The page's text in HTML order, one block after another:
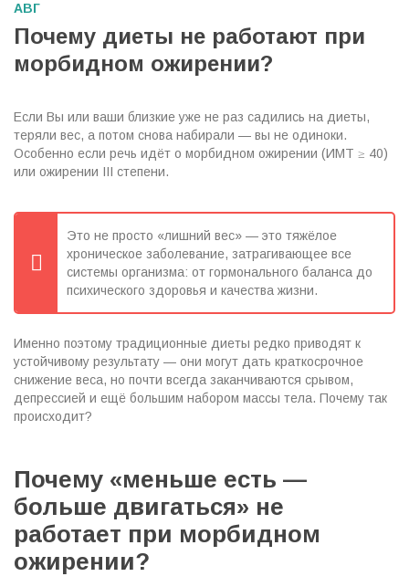
АВГ
Почему диеты не работают при
морбидном ожирении?
Если Вы или ваши близкие уже не раз садились на диеты,
теряли вес, а потом снова набирали — вы не одиноки.
Особенно если речь идёт о морбидном ожирении (ИМТ ≥ 40)
или ожирении III степени.
Это не просто «лишний вес» — это тяжёлое
хроническое заболевание, затрагивающее все
системы организма: от гормонального баланса до
психического здоровья и качества жизни.
Именно поэтому традиционные диеты редко приводят к
устойчивому результату — они могут дать краткосрочное
снижение веса, но почти всегда заканчиваются срывом,
депрессией и ещё большим набором массы тела. Почему так
происходит?
Почему «меньше есть —
больше двигаться» не
работает при морбидном
ожирении?